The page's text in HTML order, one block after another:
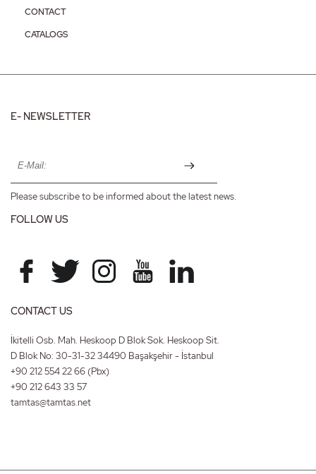
CONTACT
CATALOGS
E- NEWSLETTER
Please subscribe to be informed about the latest news.
FOLLOW US
CONTACT US
İkitelli Osb. Mah. Heskoop D Blok Sok. Heskoop Sit.
D Blok No: 30-31-32 34490 Başakşehir - İstanbul
+90 212 554 22 66(Pbx)
+90 212 643 33 57
tamtas@tamtas.net